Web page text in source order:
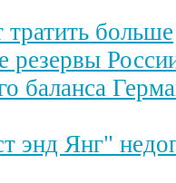
больше
баланса
энд Янг"